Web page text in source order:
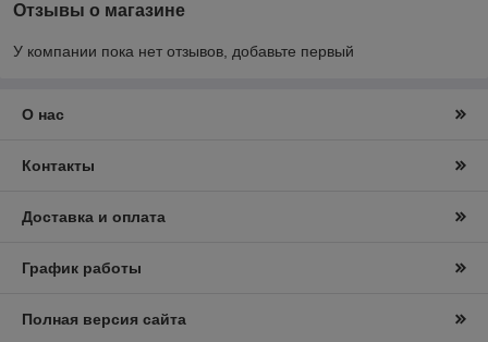
Отзывы о магазине
У компании пока нет отзывов, добавьте первый
О нас
Контакты
Доставка и оплата
График работы
Полная версия сайта